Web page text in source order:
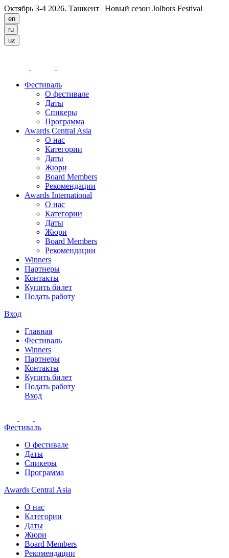
Октябрь 3-4 2026. Ташкент | Новый сезон Jolbors Festival
Фестиваль
О фестивале
Даты
Спикеры
Программа
Awards Central Asia
О нас
Категории
Даты
Жюри
Board Members
Рекомендации
Awards International
О нас
Категории
Даты
Жюри
Board Members
Рекомендации
Winners
Партнеры
Контакты
Купить билет
Подать работу
Вход
Главная
Фестиваль
Winners
Партнеры
Контакты
Купить билет
Подать работу
Вход
Фестиваль
О фестивале
Даты
Спикеры
Программа
Awards Central Asia
О нас
Категории
Даты
Жюри
Board Members
Рекомендации